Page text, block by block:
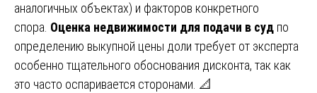
аналогичных объектах) и факторов конкретного
спора. Оценка недвижимости для подачи в суд по
определению выкупной цены доли требует от эксперта
особенно тщательного обоснования дисконта, так как
это часто оспаривается сторонами. 📐